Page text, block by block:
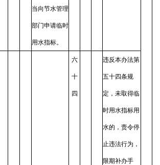
当向节水管理
部门申请临时
用水指标。
六
十
四
违反本办法第
五十四条规
定，未取得临
时用水指标用
水的，责令停
止违法行为，
限期补办手